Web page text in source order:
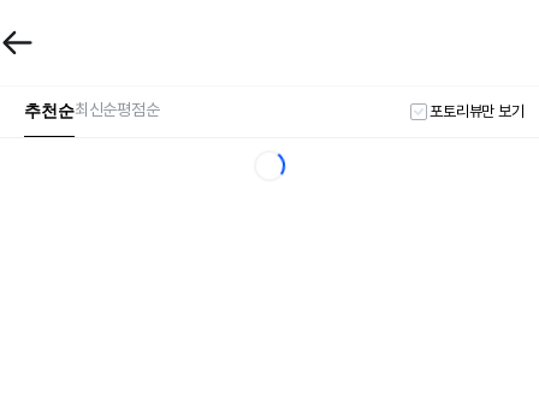
추천순최신순평점순 포토리뷰만 보기